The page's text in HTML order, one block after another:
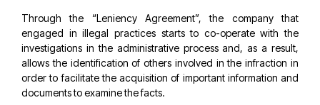
Through the “Leniency Agreement”, the company that
engaged in illegal practices starts to co-operate with the
investigations in the administrative process and, as a result,
allows the identification of others involved in the infraction in
order to facilitate the acquisition of important information and
documents to examine the facts.